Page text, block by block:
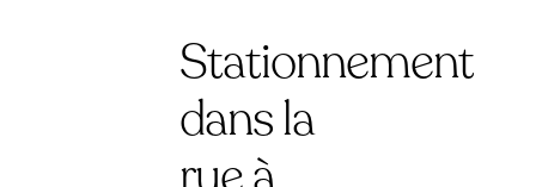
Stationnement
dans la